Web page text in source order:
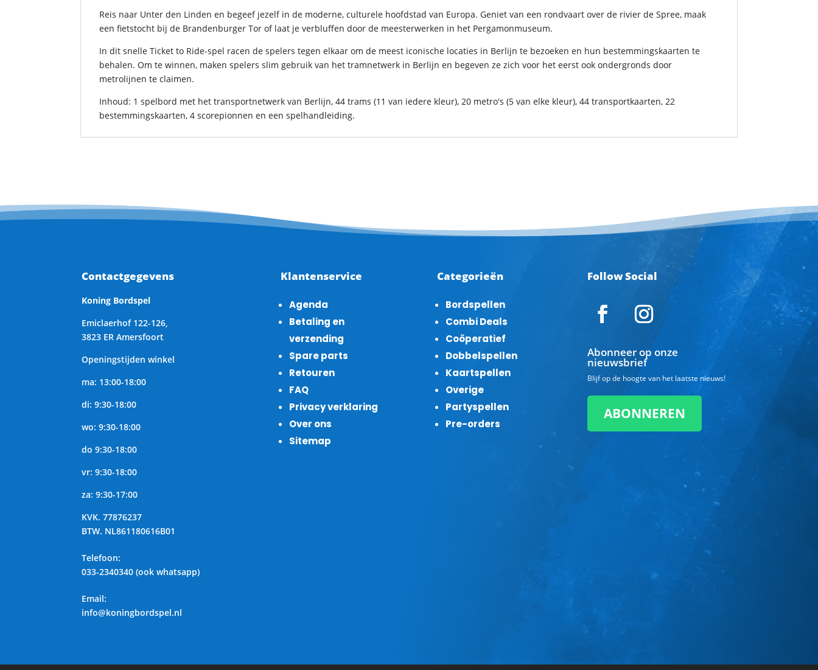
Reis naar Unter den Linden en begeef jezelf in de moderne, culturele hoofdstad van Europa. Geniet van een rondvaart over de rivier de Spree, maak
een fietstocht bij de Brandenburger Tor of laat je verbluffen door de meesterwerken in het Pergamonmuseum.
In dit snelle Ticket to Ride-spel racen de spelers tegen elkaar om de meest iconische locaties in Berlijn te bezoeken en hun bestemmingskaarten te
behalen. Om te winnen, maken spelers slim gebruik van het tramnetwerk in Berlijn en begeven ze zich voor het eerst ook ondergronds door
metrolijnen te claimen.
Inhoud: 1 spelbord met het transportnetwerk van Berlijn, 44 trams (11 van iedere kleur), 20 metro's (5 van elke kleur), 44 transportkaarten, 22
bestemmingskaarten, 4 scorepionnen en een spelhandleiding.
Contactgegevens
Koning Bordspel
Emiclaerhof 122-126,
3823 ER Amersfoort
Openingstijden winkel
ma: 13:00-18:00
di: 9:30-18:00
wo: 9:30-18:00
do 9:30-18:00
vr: 9:30-18:00
za: 9:30-17:00
KVK. 77876237
BTW. NL861180616B01
Telefoon:
033-2340340 (ook whatsapp)
Email:
info@koningbordspel.nl
Klantenservice
Agenda
Betaling en
verzending
Spare parts
Retouren
FAQ
Privacy verklaring
Over ons
Sitemap
Categorieën
Bordspellen
Combi Deals
Coöperatief
Dobbelspellen
Kaartspellen
Overige
Partyspellen
Pre-orders
Follow Social
Abonneer op onze
nieuwsbrief
Blijf op de hoogte van het laatste nieuws!
ABONNEREN